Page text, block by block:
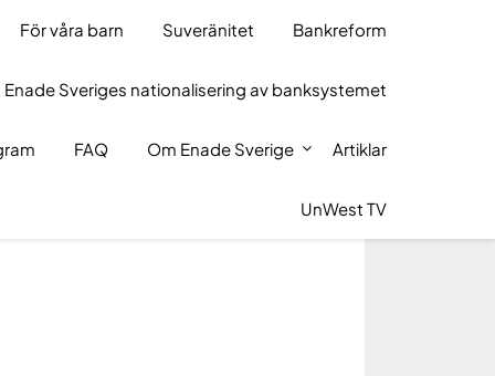
För våra barn Suveränitet Bankreform
Sveriges nationalisering av banksystemet
FAQ Om Enade Sverige Artiklar
UnWest TV